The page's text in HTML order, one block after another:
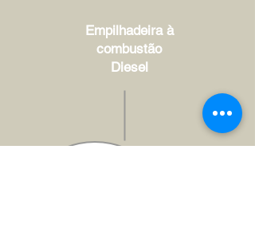
Empilhadeira à
combustão
Diesel